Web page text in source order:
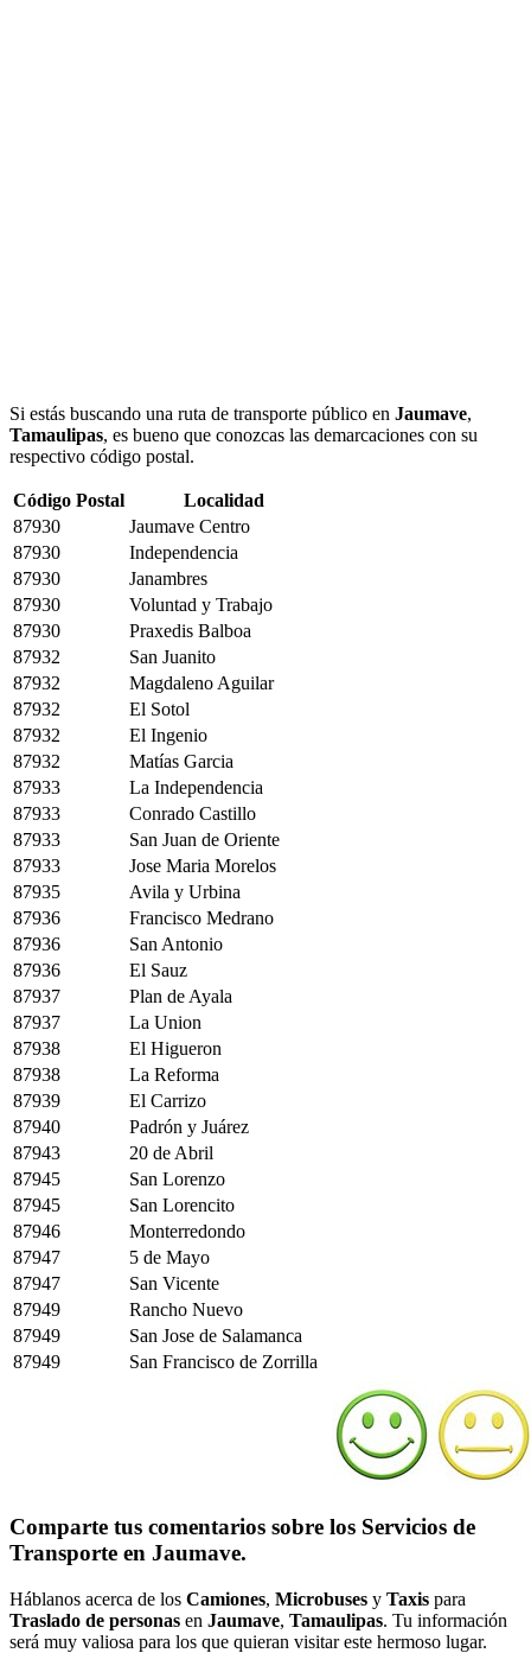
Si estás buscando una ruta de transporte público en Jaumave,
Tamaulipas, es bueno que conozcas las demarcaciones con su
respectivo código postal.
Código Postal
Localidad
87930
Jaumave Centro
87930
Independencia
87930
Janambres
87930
Voluntad y Trabajo
87930
Praxedis Balboa
87932
San Juanito
87932
Magdaleno Aguilar
87932
El Sotol
87932
El Ingenio
87932
Matías Garcia
87933
La Independencia
87933
Conrado Castillo
87933
San Juan de Oriente
87933
Jose Maria Morelos
87935
Avila y Urbina
87936
Francisco Medrano
87936
San Antonio
87936
El Sauz
87937
Plan de Ayala
87937
La Union
87938
El Higueron
87938
La Reforma
87939
El Carrizo
87940
Padrón y Juárez
87943
20 de Abril
87945
San Lorenzo
87945
San Lorencito
87946
Monterredondo
87947
5 de Mayo
87947
San Vicente
87949
Rancho Nuevo
87949
San Jose de Salamanca
87949
San Francisco de Zorrilla
Comparte tus comentarios sobre los Servicios de
Transporte en Jaumave.
Háblanos acerca de los Camiones, Microbuses y Taxis para
Traslado de personas en Jaumave, Tamaulipas. Tu información
será muy valiosa para los que quieran visitar este hermoso lugar.